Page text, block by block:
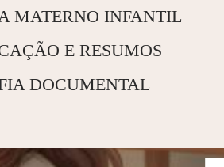
MATERNO INFANTIL
E RESUMOS
DOCUMENTAL